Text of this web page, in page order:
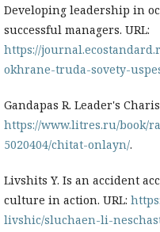
Developing leadership in
successful managers. URL:
https://
okhrane-truda-sovety-
Gandapas R. Leader's
https://www.litres.ru/book/
5020404/chitat-onlayn/.
Livshits Y. Is an accident
culture in action. URL:
livshic/sluchaen-li-